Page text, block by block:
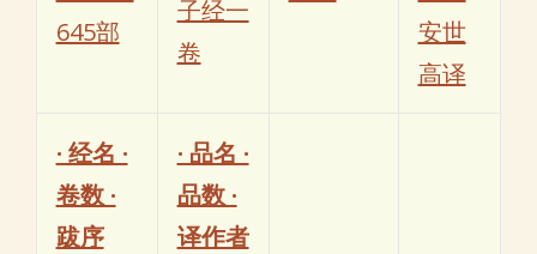
645部
子经一
卷
安世
高译
· 经名 ·
卷数 ·
跋序
· 品名 ·
品数 ·
译作者